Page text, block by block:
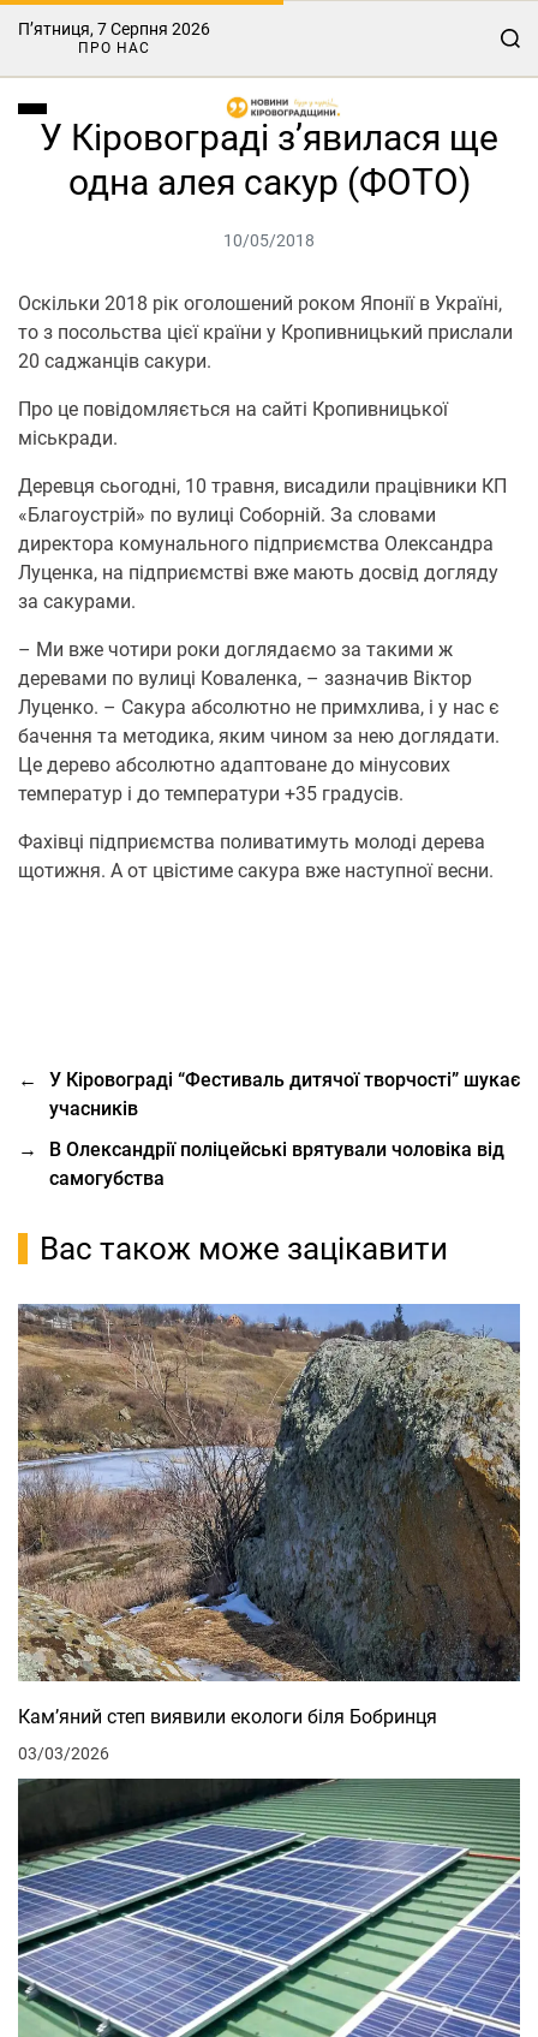
П’ятниця, 7 Серпня 2026
ПРО НАС
У Кіровограді з’явилася ще
одна алея сакур (ФОТО)
10/05/2018
Оскільки 2018 рік оголошений роком Японії в Україні,
то з посольства цієї країни у Кропивницький прислали
20 саджанців сакури.
Про це повідомляється на сайті Кропивницької
міськради.
Деревця сьогодні, 10 травня, висадили працівники КП
«Благоустрій» по вулиці Соборній. За словами
директора комунального підприємства Олександра
Луценка, на підприємстві вже мають досвід догляду
за сакурами.
– Ми вже чотири роки доглядаємо за такими ж
деревами по вулиці Коваленка, – зазначив Віктор
Луценко. – Сакура абсолютно не примхлива, і у нас є
бачення та методика, яким чином за нею доглядати.
Це дерево абсолютно адаптоване до мінусових
температур і до температури +35 градусів.
Фахівці підприємства поливатимуть молоді дерева
щотижня. А от цвістиме сакура вже наступної весни.
←
У Кіровограді “Фестиваль дитячої творчості” шукає
учасників
→
В Олександрії поліцейські врятували чоловіка від
самогубства
Вас також може зацікавити
Кам’яний степ виявили екологи біля Бобринця
03/03/2026